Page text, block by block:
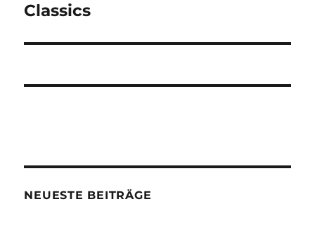
Beitrag:
Classics
NEUESTE BEITRÄGE